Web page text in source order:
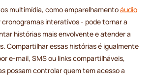
multimídia, como emparelhamentoáudio
cronogramas interativos - pode tornar a
histórias mais envolvente e atender a
Compartilhar essas histórias é igualmente
e-mail, SMS ou links compartilháveis,
possam controlar quem tem acesso a